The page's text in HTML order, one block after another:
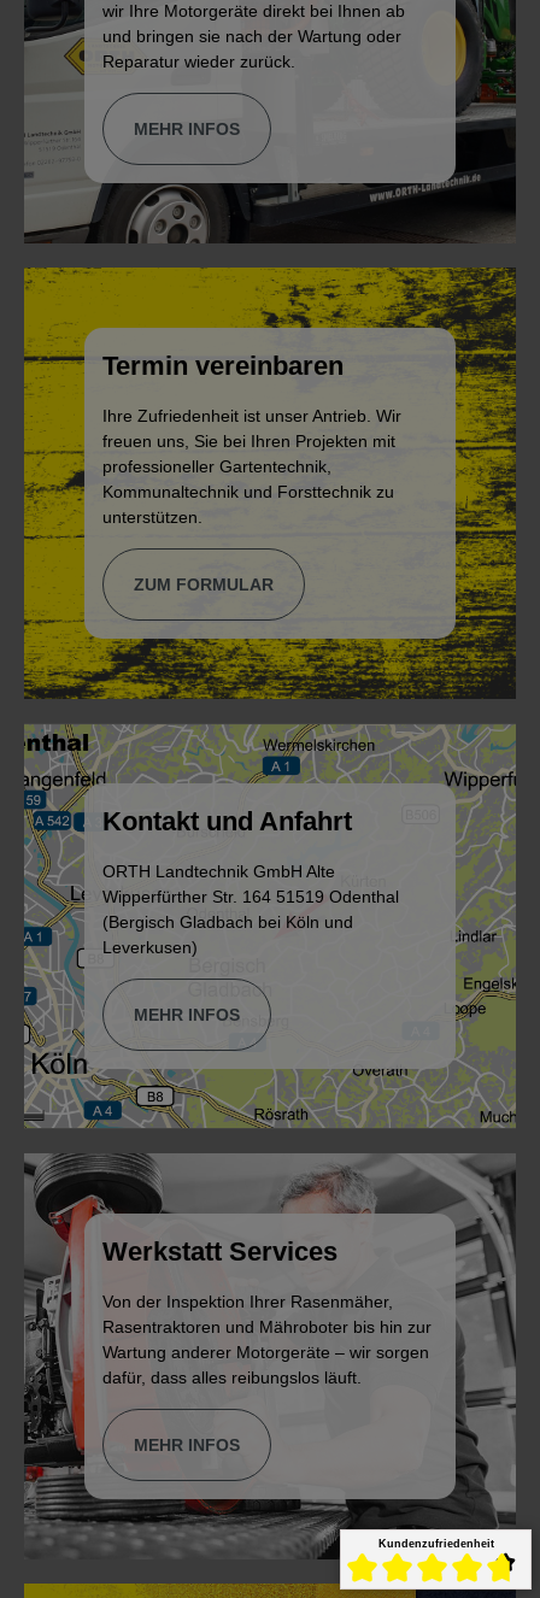
wir Ihre Motorgeräte direkt bei Ihnen ab
und bringen sie nach der Wartung oder
Reparatur wieder zurück.
MEHR INFOS
Termin vereinbaren
Ihre Zufriedenheit ist unser Antrieb. Wir
freuen uns, Sie bei Ihren Projekten mit
professioneller Gartentechnik,
Kommunaltechnik und Forsttechnik zu
unterstützen.
ZUM FORMULAR
Kontakt und Anfahrt
ORTH Landtechnik GmbH Alte
Wipperfürther Str. 164 51519 Odenthal
(Bergisch Gladbach bei Köln und
Leverkusen)
MEHR INFOS
Werkstatt Services
Von der Inspektion Ihrer Rasenmäher,
Rasentraktoren und Mähroboter bis hin zur
Wartung anderer Motorgeräte – wir sorgen
dafür, dass alles reibungslos läuft.
MEHR INFOS
Kundenzufriedenheit
Durchschnittliche